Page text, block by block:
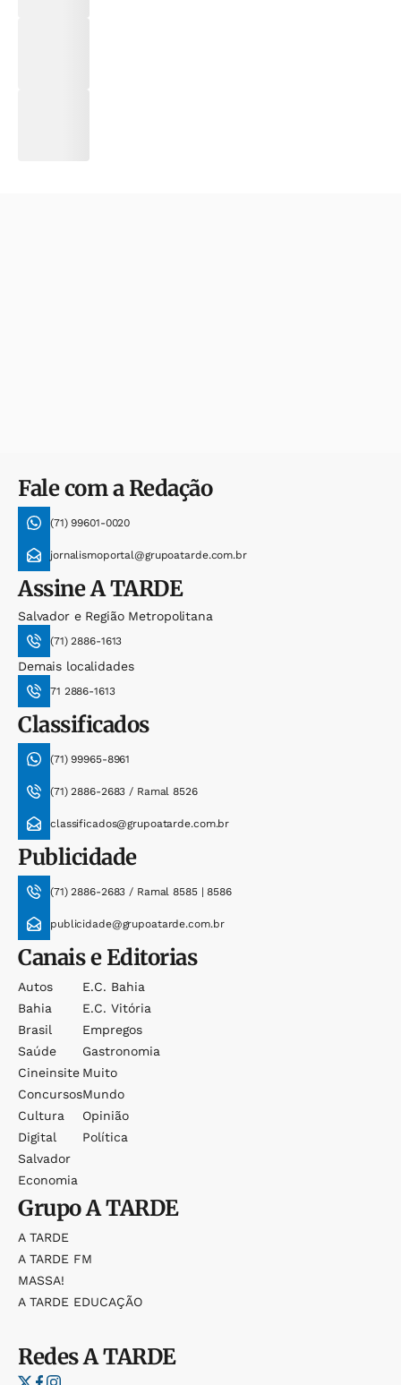
Fale com a Redação
(71) 99601-0020
jornalismoportal@grupoatarde.com.br
AssineA TARDE
Salvador e Região Metropolitana
(71) 2886-1613
Demais localidades
71 2886-1613
Classificados
(71) 99965-8961
(71) 2886-2683 / Ramal 8526
classificados@grupoatarde.com.br
Publicidade
(71) 2886-2683 / Ramal 8585 | 8586
publicidade@grupoatarde.com.br
Canais e Editorias
Autos
Bahia
Brasil
Saúde
Cineinsite
Concursos
Cultura
Digital
Salvador
Economia
E.c. Bahia
E.c. Vitória
Empregos
Gastronomia
Muito
Mundo
Opinião
Política
GrupoA TARDE
A TARDE
A TARDE FM
MASSA!
A TARDE EDUCAÇÃO
RedesA TARDE